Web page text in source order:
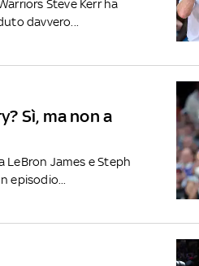
Steve Kerr ha
davvero...
Sì, ma non a
LeBron James e Steph
episodio...